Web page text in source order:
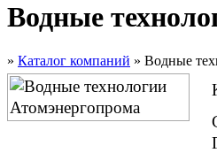
Водные
» Каталог компаний » Водные